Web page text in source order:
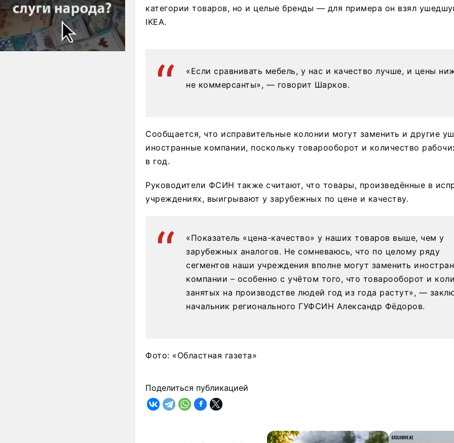
категории товаров, но и целые бренды — для примера он взял
IKEA.
«Если сравнивать мебель, у нас и качество лучше, и цены
не коммерсанты», — говорит Шарков.
Сообщается, что исправительные колонии могут заменить и другие
иностранные компании, поскольку товарооборот и количество
в год.
Руководители ФСИН также считают, что товары, произведённые в
учреждениях, выигрывают у зарубежных по цене и качеству.
«Показатель «цена-качество» у наших товаров выше, чем у
зарубежных аналогов. Не сомневаюсь, что по целому ряду
сегментов наши учреждения вполне могут заменить
компании – особенно с учётом того, что товарооборот и
занятых на производстве людей год из года растут», —
начальник регионального ГУФСИН Александр Фёдоров.
Фото: «Областная газета»
Поделиться публикацией